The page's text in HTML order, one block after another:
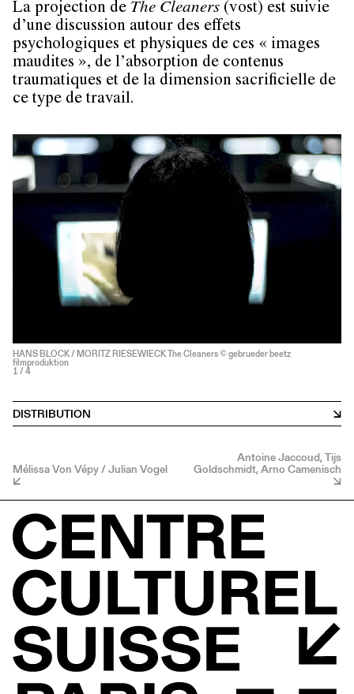
La projection de The Cleaners (vost) est suivie
d’une discussion autour des effets
psychologiques et physiques de ces « images
maudites », de l’absorption de contenus
traumatiques et de la dimension sacrificielle de
ce type de travail.
HANS BLOCK / MORITZ RIESEWIECK The Cleaners © gebrueder beetz
filmproduktion
1 / 4
DISTRIBUTION
Mélissa Von Vépy / Julian Vogel
Antoine Jaccoud, Tijs
Goldschmidt, Arno Camenisch